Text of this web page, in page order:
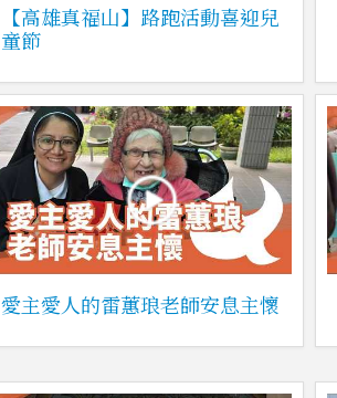
【高雄真福山】路跑活動喜迎兒
童節
愛主愛人的雷蕙琅老師安息主懷